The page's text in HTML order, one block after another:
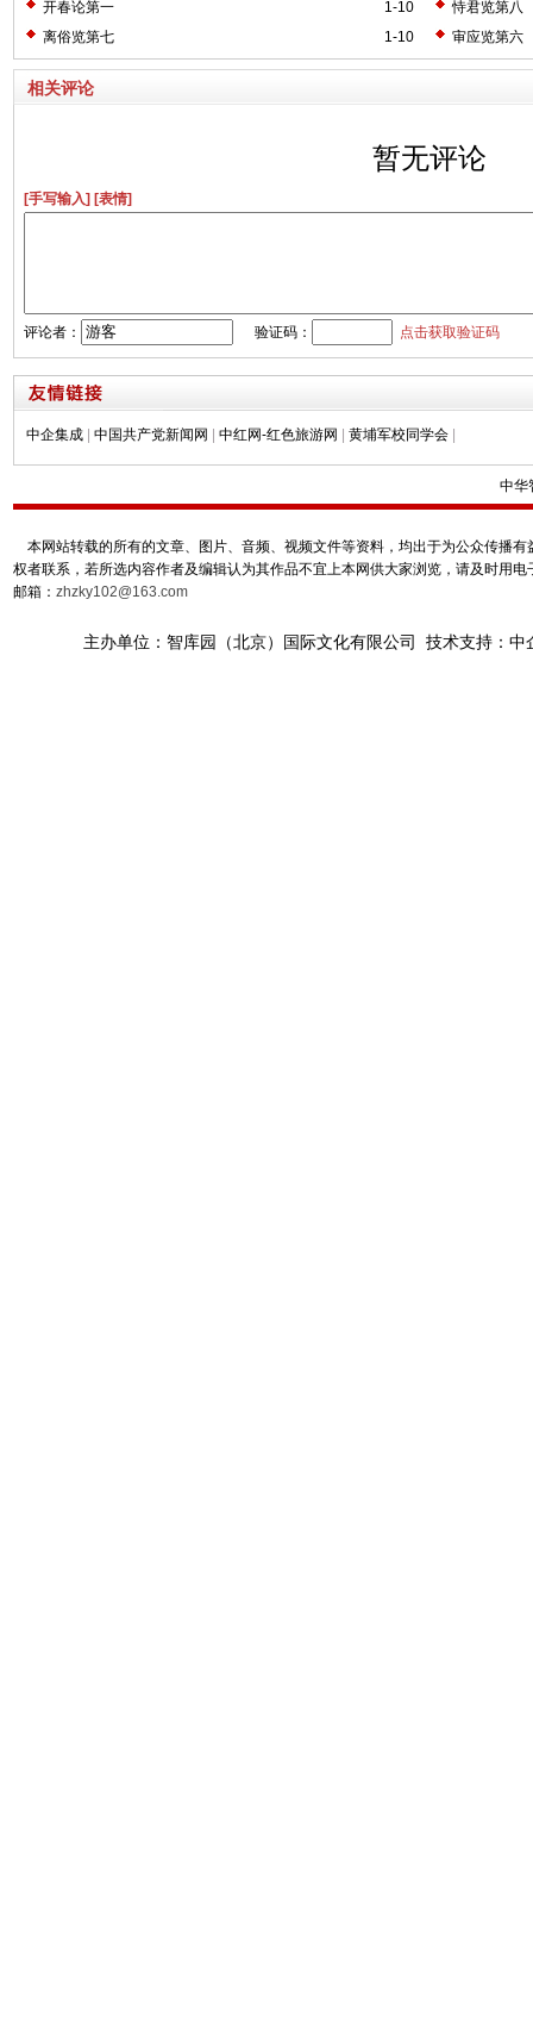
1-10
开春论第一
恃君览第八
1-10
离俗览第七 审应览第六
相关评论
暂无评论
[手写输入] [表情]
评论者： 验证码： 点击获取验证码
中企集成 中国共产党新闻网 中红网-红色旅游网 黄埔军校同学会
中华
本网站转载的所有的文章、图片、音频、视频文件等资料，均出于为公众传播
权者联系，若所选内容作者及编辑认为其作品不宜上本网供大家浏览，请及时用
邮箱： zhzky102@163.com
主办单位：智库园（北京）国际文化有限公司 技术支持：